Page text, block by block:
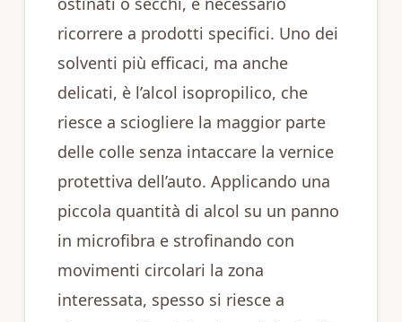
ricorrere a prodotti specifici. Uno dei
solventi più efficaci, ma anche
delicati, è l’alcol isopropilico, che
riesce a sciogliere la maggior parte
delle colle senza intaccare la vernice
protettiva dell’auto. Applicando una
piccola quantità di alcol su un panno
in microfibra e strofinando con
movimenti circolari la zona
interessata, spesso si riesce a